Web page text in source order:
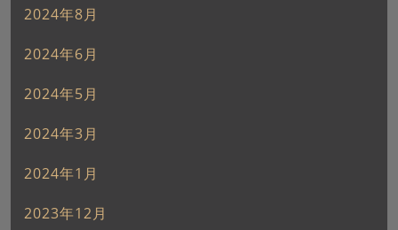
2024年8月
2024年6月
2024年5月
2024年3月
2024年1月
2023年12月